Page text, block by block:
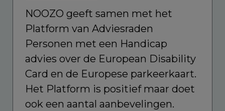
NOOZO geeft samen met het
Platform van Adviesraden
Personen met een Handicap
advies over de European Disability
Card en de Europese parkeerkaart.
Het Platform is positief maar doet
ook een aantal aanbevelingen.